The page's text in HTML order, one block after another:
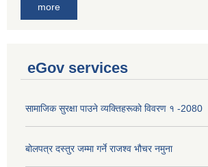
more
eGov services
सामाजिक सुरक्षा पाउने व्यक्तिहरूको विवरण १ -2080
बोलपत्र दस्तुर जम्मा गर्ने राजश्व भौचर नमुना